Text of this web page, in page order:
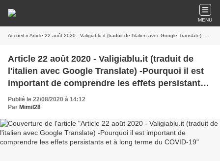
MENU
Accueil » Article 22 août 2020 - Valigiablu.it (traduit de l'italien avec Google Translate) -Pourquoi il est important de comprendre les effets persistants et à long terme du COVID-19
Article 22 août 2020 - Valigiablu.it (traduit de
l'italien avec Google Translate) -Pourquoi il est
important de comprendre les effets persistants
et à long terme du COVID-19
Publié le 22/08/2020 à 14:12
Par Mimil28